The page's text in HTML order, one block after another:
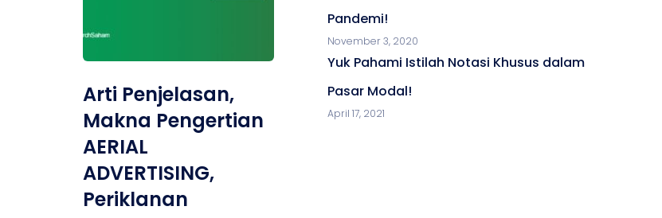
Arti Penjelasan,
Makna Pengertian
AERIAL
ADVERTISING,
Periklanan
Pandemi!
November 3, 2020
Yuk Pahami Istilah Notasi Khusus dalam
Pasar Modal!
April 17, 2021